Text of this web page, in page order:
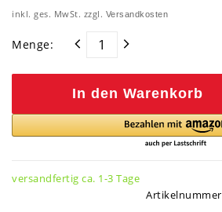
inkl. ges. MwSt. zzgl. Versandkosten
Menge:
In den Warenkorb
versandfertig ca. 1-3 Tage
Artikelnummer